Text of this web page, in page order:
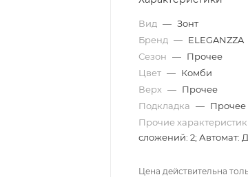
Вид — Зонт
Бренд — ELEGANZZA
Сезон — Прочее
Цвет — Комби
Верх — Прочее
Подкладка — Прочее
Прочие
сложений: 2; Автомат:
Цена действительна